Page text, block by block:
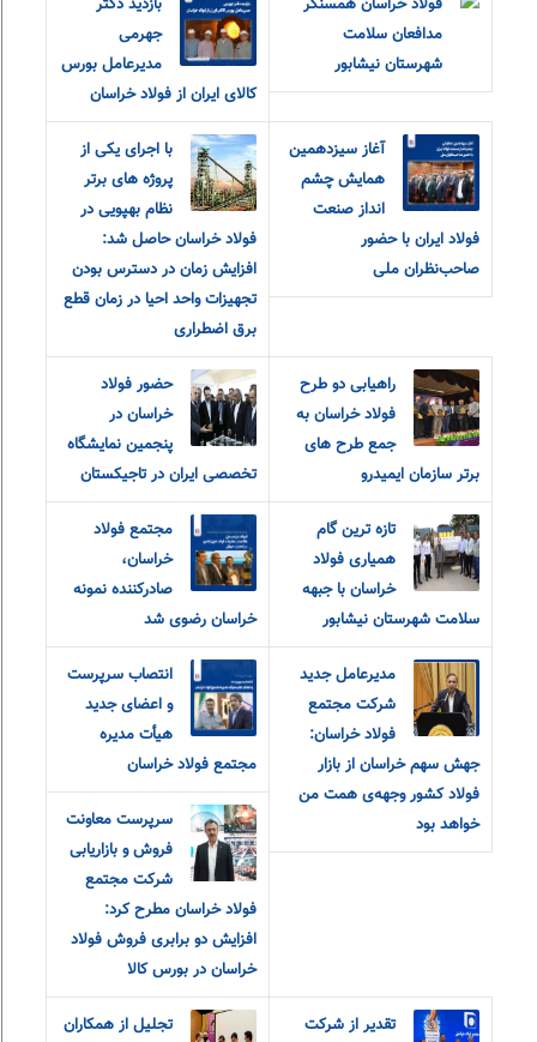
فولاد خراسان همسنگر
مدافعان سلامت
شهرستان نیشابور
بازدید دکتر
جهرمی
مدیرعامل بورس
کالای ایران از فولاد خراسان
آغاز سیزدهمین
همایش چشم
انداز صنعت
فولاد ایران با حضور
صاحب‌نظران ملی
با اجرای یکی از
پروژه های برتر
نظام بهپویی در
فولاد خراسان حاصل شد:
افزایش زمان در دسترس بودن
تجهیزات واحد احیا در زمان قطع
برق اضطراری
راهیابی دو طرح
فولاد خراسان به
جمع طرح های
برتر سازمان ایمیدرو
حضور فولاد
خراسان در
پنجمین نمایشگاه
تخصصی ایران در تاجیکستان
تازه ترین گام
همیاری فولاد
خراسان با جبهه
سلامت شهرستان نیشابور
مجتمع فولاد
خراسان،
صادرکننده نمونه
خراسان رضوی شد
مدیرعامل جدید
شرکت مجتمع
فولاد خراسان:
جهش سهم خراسان از بازار
فولاد کشور وجهه‌ی همت من
خواهد بود
انتصاب سرپرست
و اعضای جدید
هیأت مدیره
مجتمع فولاد خراسان
سرپرست معاونت
فروش و بازاریابی
شرکت مجتمع
فولاد خراسان مطرح کرد:
افزایش دو برابری فروش فولاد
خراسان در بورس کالا
تقدیر از شرکت
تجلیل از همکاران